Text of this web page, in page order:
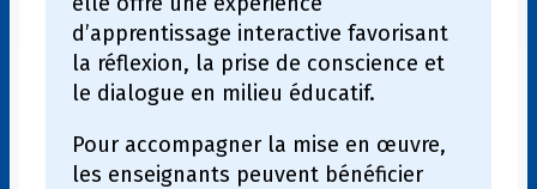
d’apprentissage interactive favorisant
la réflexion, la prise de conscience et
le dialogue en milieu éducatif.
Pour accompagner la mise en œuvre,
les enseignants peuvent bénéficier